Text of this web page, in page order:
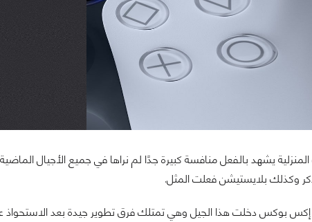
يشهد بالفعل منافسة كبيرة جدًا لم نراها في جميع الأجيال
وكذلك بلايستيشن فعلت المثل.